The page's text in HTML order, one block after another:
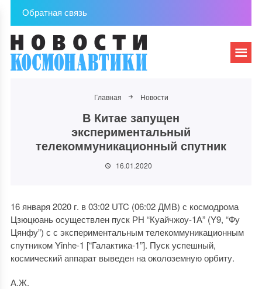
Обратная связь
Главная Новости
В Китае запущен
экспериментальный
телекоммуникационный спутник
16.01.2020
16 января 2020 г. в 03:02 UTC (06:02 ДМВ) с космодрома
Цзюцюань осуществлен пуск РН “Куайчжоу-1А” (Y9, “Фу
Цянфу”) с с экспериментальным телекоммуникационным
спутником Yinhe-1 [“Галактика-1”]. Пуск успешный,
космический аппарат выведен на околоземную орбиту.
А.Ж.